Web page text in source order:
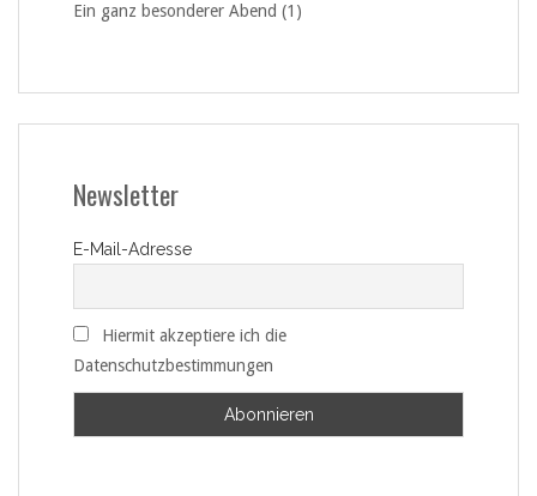
Ein ganz besonderer Abend (1)
Newsletter
E-Mail-Adresse
Hiermit akzeptiere ich die
Datenschutzbestimmungen